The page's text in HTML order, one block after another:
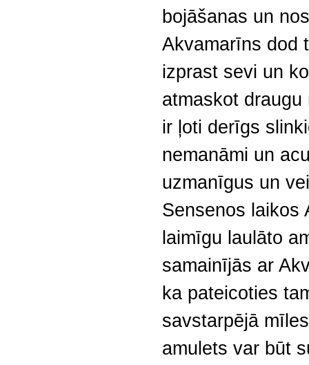
bojāšanas un
Akvamarīns dod
izprast sevi un
atmaskot draugu
ir ļoti derīgs
nemanāmi un
uzmanīgus un
Sensenos laikos
laimīgu laulāto
samainījās ar
ka pateicoties
savstarpējā
amulets var būt